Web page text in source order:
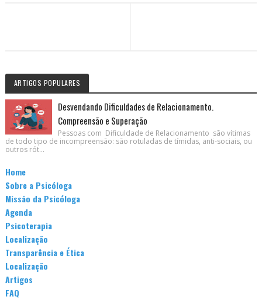
ARTIGOS POPULARES
Desvendando Dificuldades de Relacionamento.
Compreensão e Superação
Pessoas com Dificuldade de Relacionamento são vítimas
de todo tipo de incompreensão: são rotuladas de tímidas, anti-sociais, ou
outros rót...
Home
Sobre a Psicóloga
Missão da Psicóloga
Agenda
Psicoterapia
Localização
Transparência e Ética
Localização
Artigos
FAQ